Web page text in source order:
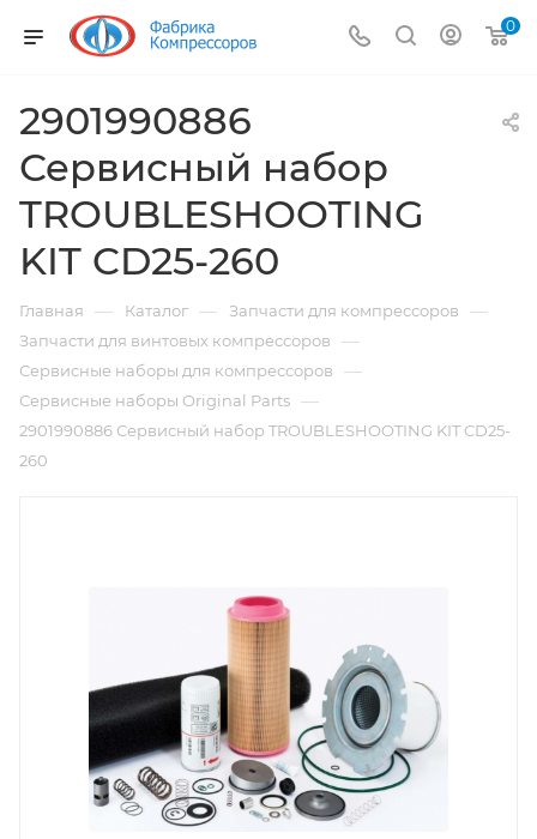
0
2901990886
Сервисный набор
TROUBLESHOOTING
KIT CD25-260
Главная — Каталог — Запчасти для компрессоров —
Запчасти для винтовых компрессоров —
Сервисные наборы для компрессоров —
Сервисные наборы Original Parts —
2901990886 Сервисный набор TROUBLESHOOTING KIT CD25-
260